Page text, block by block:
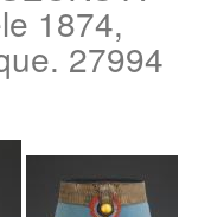
1874,
27994